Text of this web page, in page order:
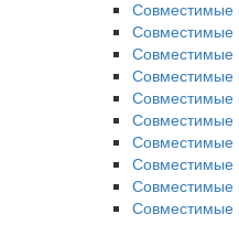
Совместимые
Совместимые
Совместимые
Совместимые
Совместимые
Совместимые
Совместимые
Совместимые
Совместимые
Совместимые